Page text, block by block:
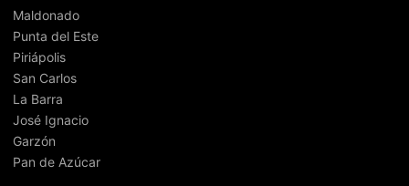
Maldonado
Punta del Este
Piriápolis
San Carlos
La Barra
José Ignacio
Garzón
Pan de Azúcar